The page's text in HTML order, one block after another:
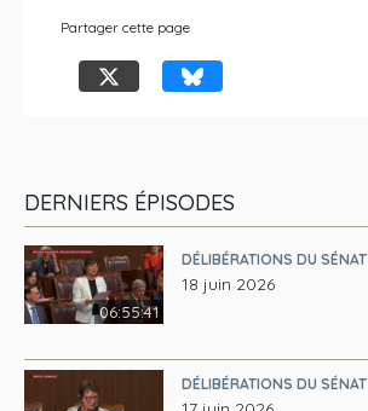
Partager cette page
DERNIERS ÉPISODES
06:55:41
DÉLIBÉRATIONS DU SÉNAT
18 juin 2026
DÉLIBÉRATIONS DU SÉNAT